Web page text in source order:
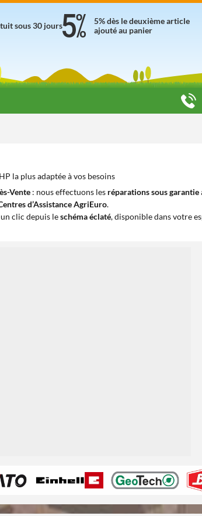
5% dès le deuxième article
ajouté au panier
sous 30 jours
la plus adaptée à vos besoins
Vente : nous effectuons les réparations sous garantie
d’Assistance AgriEuro.
clic depuis leschéma éclaté, disponible dans votre